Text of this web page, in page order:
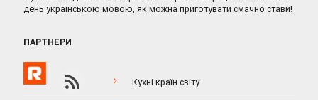
день українською мовою, як можна приготувати смачно стави!
ПАРТНЕРИ
Кухні країн світу